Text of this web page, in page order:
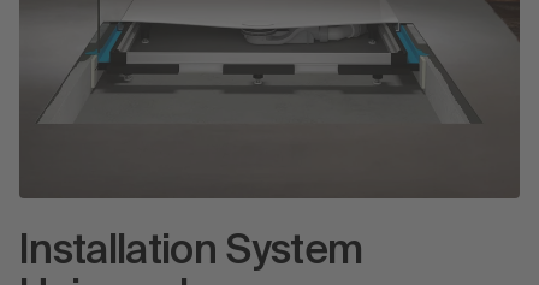
Installation System